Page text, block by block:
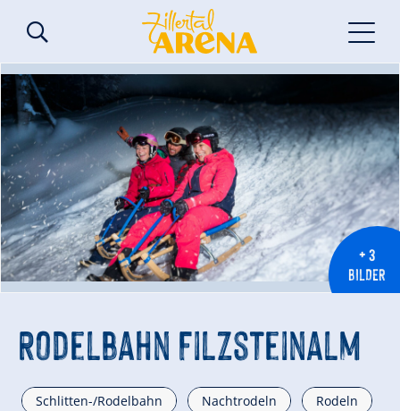
+ 3
BILDER
Rodelbahn Filzsteinalm
Schlitten-/Rodelbahn Nachtrodeln Rodeln